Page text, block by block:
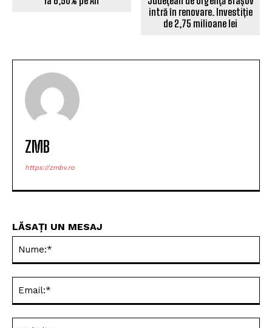
intră în renovare. Investiție
de 2,75 milioane lei
ZMB
https://zmbv.ro
LĂSAȚI UN MESAJ